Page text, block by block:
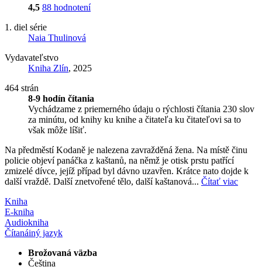
4,5 88 hodnotení
1. diel série
Naia Thulinová
Vydavateľstvo
Kniha Zlín, 2025
464 strán
8-9 hodín čítania
Vychádzame z priemerného údaju o rýchlosti čítania 230 slov
za minútu, od knihy ku knihe a čitateľa ku čitateľovi sa to
však môže líšiť.
Na předměstí Kodaně je nalezena zavražděná žena. Na místě činu
policie objeví panáčka z kaštanů, na němž je otisk prstu patřící
zmizelé dívce, jejíž případ byl dávno uzavřen. Krátce nato dojde k
další vraždě. Další znetvořené tělo, další kaštanová... Čítať viac
Kniha
E-kniha
Audiokniha
Čítanáiný jazyk
Brožovaná väzba
Čeština